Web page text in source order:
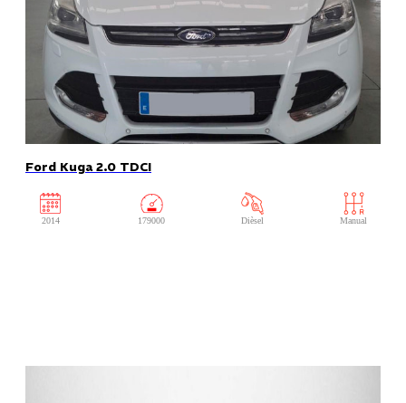
Ford Kuga 2.0 TDCI
2014 179000 Dièsel Manual